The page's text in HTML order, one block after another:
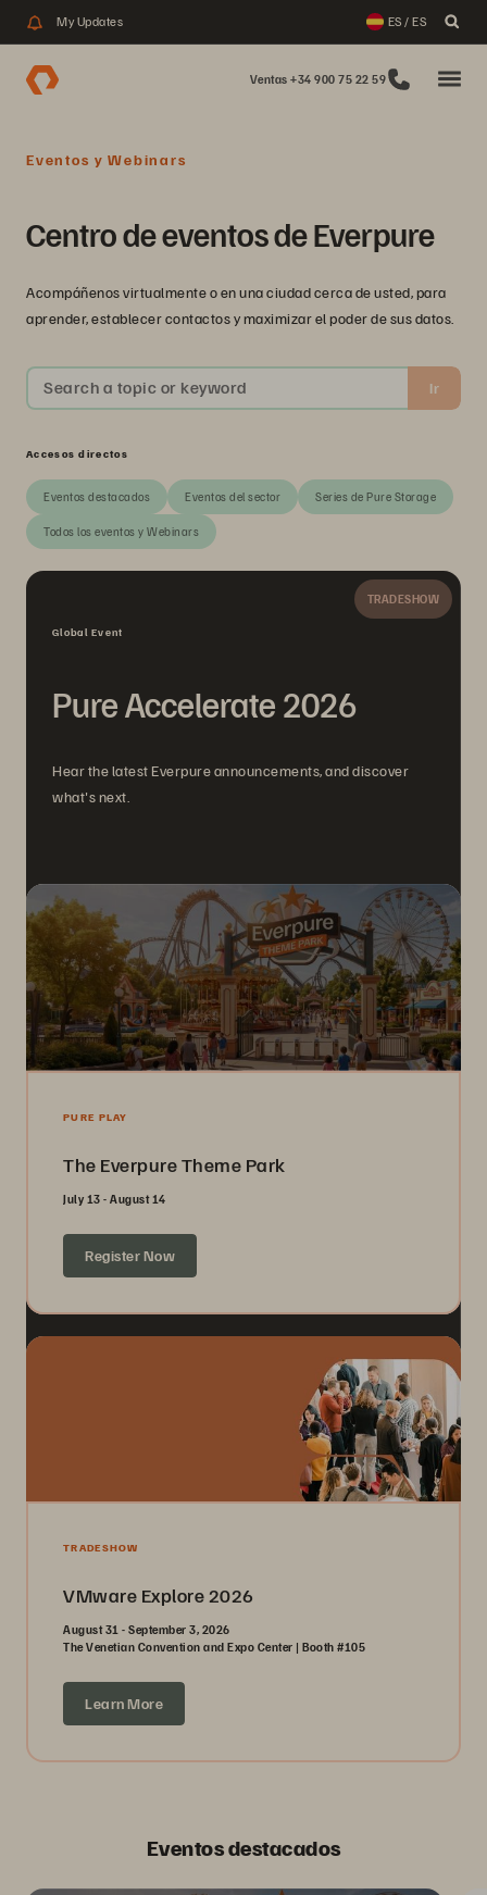
My Updates ES / ES
Ventas +34 900 75 22 59
Eventos y Webinars
Centro de eventos de Everpure
Acompáñenos virtualmente o en una ciudad cerca de usted, para
aprender, establecer contactos y maximizar el poder de sus datos.
Search a topic or keyword Ir
Accesos directos
Eventos destacados Eventos del sector Series de Pure Storage
Todos los eventos y Webinars
TRADESHOW
Global Event
Pure Accelerate 2026
Hear the latest Everpure announcements, and discover
what's next.
PURE PLAY
The Everpure Theme Park
July 13 - August 14
Register Now
TRADESHOW
VMware Explore 2026
August 31 - September 3, 2026
The Venetian Convention and Expo Center | Booth #105
Learn More
Eventos destacados